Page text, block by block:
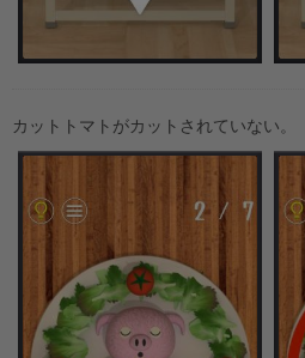
カットトマトがカットされていない。